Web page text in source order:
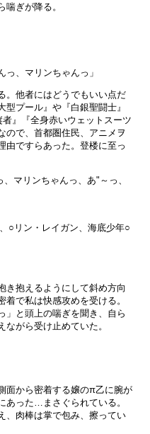
ぎが降る。
っ、マリンちゃんっ」
。他者にはどうでもいい点だ
プール』や『白銀聖闘士』
者』『全身赤いウェットスーツ
で、首都圏住民、アニメヲ
由ですらあった。登楼に至っ
マリンちゃんっ、あ"～っ、
○リン・レイガン、海底少年○
き抱えるようにして斜め方向
で私は快感攻めを受ける。
」と頭上の喘ぎを聞き、自ら
がら受け止めていた。
面から密着する嬢のπ乙に腕が
あった…まさぐられている。
、肉棒は掌で包み、擦ってい